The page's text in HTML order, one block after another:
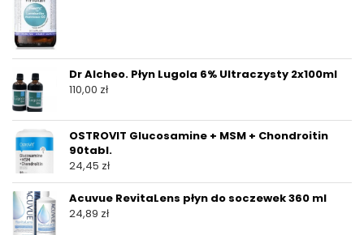
Dr Alcheo. Płyn Lugola 6% Ultraczysty 2x100ml
110,00 zł
OSTROVIT Glucosamine + MSM + Chondroitin
90tabl.
24,45 zł
Acuvue RevitaLens płyn do soczewek 360 ml
24,89 zł